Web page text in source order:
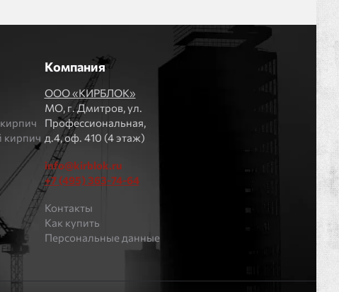
Компания
ООО «КИРБЛОК»
МO, г. Дмитров, ул.
Профессиональная,
д.4, оф. 410 (4 этаж)
info@kirblok.ru
+7 (495) 363-74-64
Контакты
Как купить
Персональные данные